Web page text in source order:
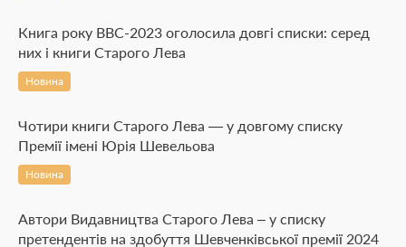
Книга року BBC-2023 оголосила довгі списки: серед
них і книги Старого Лева
Новина
Чотири книги Старого Лева — у довгому списку
Премії імені Юрія Шевельова
Новина
Автори Видавництва Старого Лева – у списку
претендентів на здобуття Шевченківської премії 2024